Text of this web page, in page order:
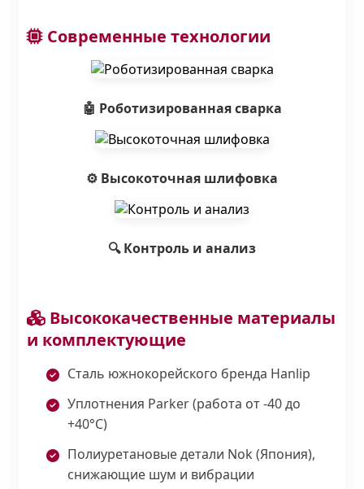
Современные технологии
🤖 Роботизированная сварка
⚙️ Высокоточная шлифовка
🔍 Контроль и анализ
Высококачественные материалы
и комплектующие
Сталь южнокорейского бренда Hanlip
Уплотнения Parker (работа от -40 до
+40°С)
Полиуретановые детали Nok (Япония),
снижающие шум и вибрации